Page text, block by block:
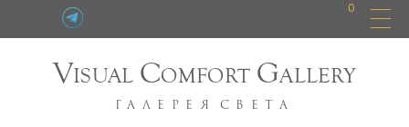
0
VISUAL COMFORT GALLERY
ГАЛЕРЕЯ СВЕТА